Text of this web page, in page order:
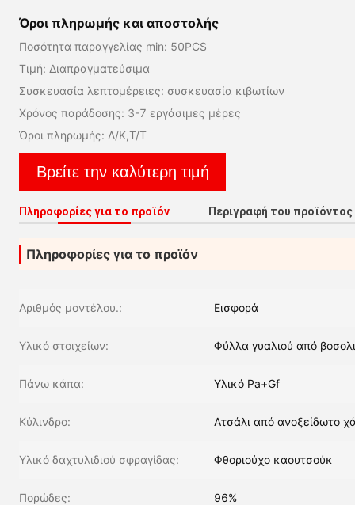
Όροι πληρωμής και αποστολής
Ποσότητα παραγγελίας min: 50PCS
Τιμή: Διαπραγματεύσιμα
Συσκευασία λεπτομέρειες: συσκευασία κιβωτίων
Χρόνος παράδοσης: 3-7 εργάσιμες μέρες
Όροι πληρωμής: Λ/Κ,Τ/Τ
Βρείτε την καλύτερη τιμή
Πληροφορίες για το προϊόν Περιγραφή του προϊόντος
Πληροφορίες για το προϊόν
Αριθμός μοντέλου.: Εισφορά
Υλικό στοιχείων: Φύλλα γυαλιού από
Πάνω κάπα: Υλικό Pa+Gf
Κύλινδρο: Ατσάλι από ανοξείδωτο
Υλικό δαχτυλιδιού σφραγίδας: Φθοριούχο καουτσούκ
Πορώδες: 96%